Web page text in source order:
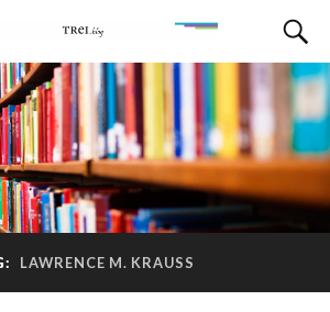
LAWRENCE M. KRAUSS